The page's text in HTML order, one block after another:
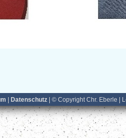
Datenschutz | © Copyright Chr. Eberle |